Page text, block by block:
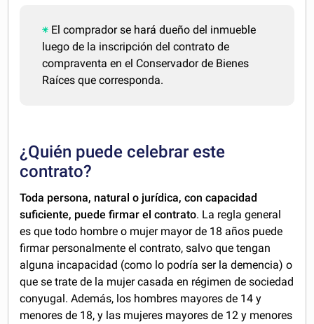
El comprador se hará dueño del inmueble
luego de la inscripción del contrato de
compraventa en el Conservador de Bienes
Raíces que corresponda.
¿Quién puede celebrar este
contrato?
Toda persona, natural o jurídica, con capacidad
suficiente, puede firmar el contrato. La regla general
es que todo hombre o mujer mayor de 18 años puede
firmar personalmente el contrato, salvo que tengan
alguna incapacidad (como lo podría ser la demencia) o
que se trate de la mujer casada en régimen de sociedad
conyugal. Además, los hombres mayores de 14 y
menores de 18, y las mujeres mayores de 12 y menores